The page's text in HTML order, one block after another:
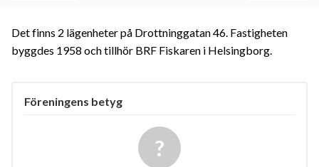
Det finns 2 lägenheter på Drottninggatan 46. Fastigheten
byggdes 1958 och tillhör BRF Fiskaren i Helsingborg.
Föreningens betyg